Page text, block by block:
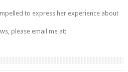
to express her experience about
please email me at: